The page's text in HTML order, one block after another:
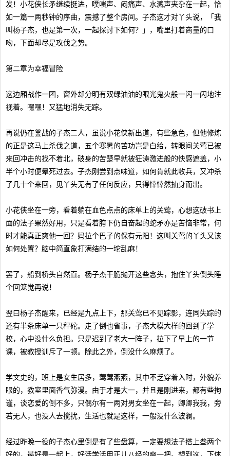
发！小花侠长矛继续挺进，噗嗤声、闷痛声、水溅声夹杂在一起，恰
如一篇一两秒钟的序曲，震撼了整个房间。子杰这才对丫头说，「我
叫杨子杰，也是第一次，一起探讨下如何？」，嘴里打着商量的口
吻，下面却尽是攻伐之势。
第二章为幸福冒险
这边厢战作一团，窗外却分明有双绿油油的眼光鬼火般一闪一闪地注
视着。嘿嘿！又猛地消失无踪。
再说仍在釜战的子杰二人，虽说小花侠新出道，有些急色，但他修炼
的正是这马上杀伐之道，五个寒暑的苦功岂是白给，转眼间关莺已被
来回冲击的找不着北，破身的苦楚早就被狂涛激进般的快感遮盖，小
半个小时便晕死过去。子杰刚尝到点味道，如何肯就此收兵，又冲杀
了几十个来回，见丫头无有了任何反应，只得悻悻然抽身而出。
小花侠坐在一旁，看着躺在血色点点的床单上的关莺，心想这破书上
面的法子果然好用，只是看着胯下仍自奋起的蛇矛亦是苦恼非常，何
时才能真正爽他一回？妈拉个巴子的保有元阳！这叫关莺的丫头又该
如何处置？脑中简直象打满结的一坨乱麻！
罢了，船到桥头自然直。杨子杰干脆抛开这些念头，抱住丫头倒头睡
个回笼觉再说！
翌曰杨子杰醒来，已经是九点上下，那关莺已不见踪影，连同失踪的
还有半条床单一只秤砣。走了倒也省事，子杰大模大样的回到了学
校，心中没什么负担。只是迟到了老大一阵子，拉下了早上的一节
课，被教授训斥了一顿。除此之外，倒没什么麻烦了。
学文史的，班上是女生居多，莺莺燕燕，其中不乏穿着入时，外貌养
眼的，教室里面香气弥漫。由于才是大一，并且是刚进来，都有些拘
谨，谈恋爱的倒不多，只偶尔有一两对男女坐在一起，卿卿我我，旁
若无人，也没人去搅扰，生活也就是这样，一般没什么波澜。
经过昨晚一役的子杰心里倒是有了些盘算，一定要想法子搭上叁两个